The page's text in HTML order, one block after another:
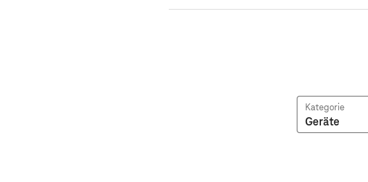
Geräte
Kategorie